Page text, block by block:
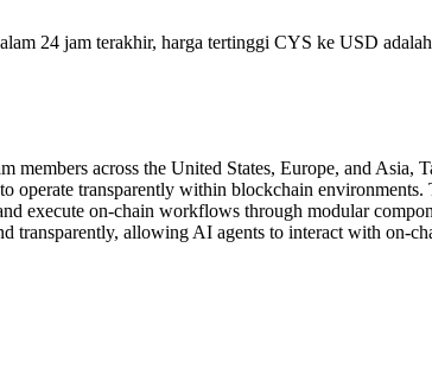
24 jam terakhir, harga tertinggi CYS ke USD
across the United States, Europe, and
transparently within blockchain
execute on-chain workflows through modular
allowing AI agents to interact with on-